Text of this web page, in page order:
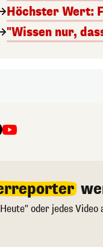
Höchster Wert:
"Wissen nur,
oder jedes